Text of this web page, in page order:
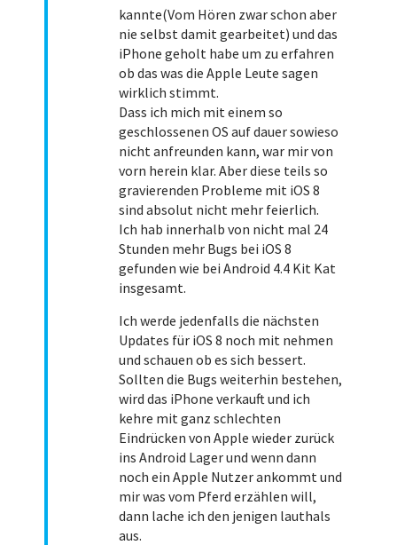
kannte(Vom Hören zwar schon aber
nie selbst damit gearbeitet) und das
iPhone geholt habe um zu erfahren
ob das was die Apple Leute sagen
wirklich stimmt.
Dass ich mich mit einem so
geschlossenen OS auf dauer sowieso
nicht anfreunden kann, war mir von
vorn herein klar. Aber diese teils so
gravierenden Probleme mit iOS 8
sind absolut nicht mehr feierlich.
Ich hab innerhalb von nicht mal 24
Stunden mehr Bugs bei iOS 8
gefunden wie bei Android 4.4 Kit Kat
insgesamt.
Ich werde jedenfalls die nächsten
Updates für iOS 8 noch mit nehmen
und schauen ob es sich bessert.
Sollten die Bugs weiterhin bestehen,
wird das iPhone verkauft und ich
kehre mit ganz schlechten
Eindrücken von Apple wieder zurück
ins Android Lager und wenn dann
noch ein Apple Nutzer ankommt und
mir was vom Pferd erzählen will,
dann lache ich den jenigen lauthals
aus.